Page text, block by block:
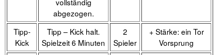
abgezogen.
Tipp-
Kick
Tipp – Kick halt.
Spielzeit 6 Minuten
2
Spieler
+ Stärke: ein Tor
Vorsprung